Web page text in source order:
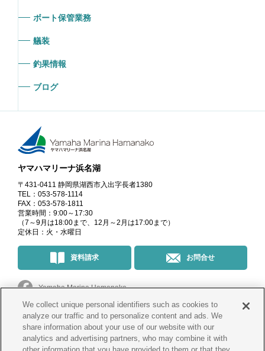
ボート保管業務
艤装
釣果情報
ブログ
ヤマハマリーナ浜名湖
〒431-0411 静岡県湖西市入出字長者1380
TEL：053-578-1114
FAX：053-578-1811
営業時間：9:00～17:30
（7～9月は18:00まで、12月～2月は17:00まで）
定休日：火・水曜日
資料請求 お問合せ
Yamaha Marina Hamanako
マリーナ・イベント情報＠yamahamarinahamanako
釣果情報@yamahamarina_hamanako
We collect unique personal identifiers such as cookies to
analyze our traffic and to personalize content and ads. We
share information about your use of our website with our
analytics and advertising partners, who may combine it with